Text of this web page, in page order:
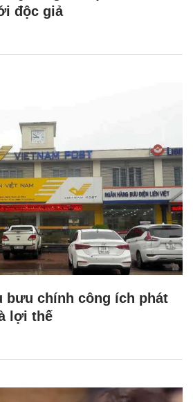
độc giả
bưu chính công ích phát
lợi thế